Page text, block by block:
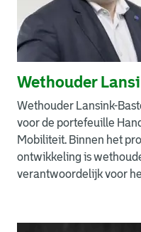
Wethouder
Wethouder Lansink-
voor de portefeuille
Mobiliteit. Binnen het
ontwikkeling is
verantwoordelijk voor